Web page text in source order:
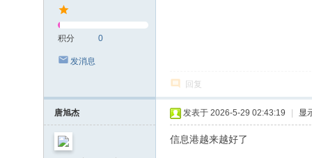
积分 0
发消息
回复
唐旭杰 发表于 2026-5-29 02:43:19 显
信息港越来越好了